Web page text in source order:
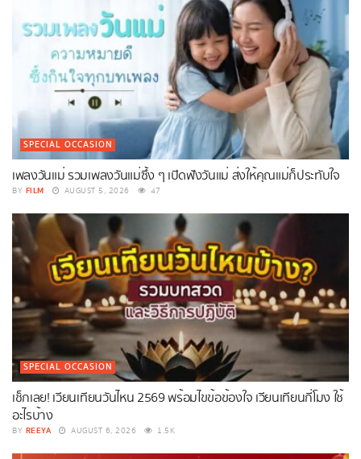
SPECIAL OCCASION
เพลงวันแม่ รวมเพลงวันแม่ซึ้ง ๆ เปิดฟังวันแม่ ส่งให้คุณแม่ก็ประทับใจ
BY FILM AUGUST 5, 2026 47
SPECIAL OCCASION
เช็กเลย! เวียนเทียนวันไหน 2569 พร้อมไขข้อข้องใจ เวียนเทียนกี่โมง ใช้
อะไรบ้าง
BY REEYA AUGUST 6, 2026 1.5K